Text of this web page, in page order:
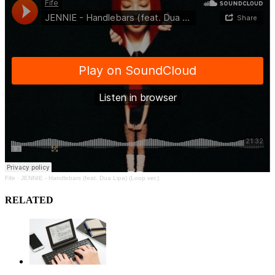
Fife · JENNIE - Handlebars (feat. Dua Lipa) (Loop ver.)
RELATED